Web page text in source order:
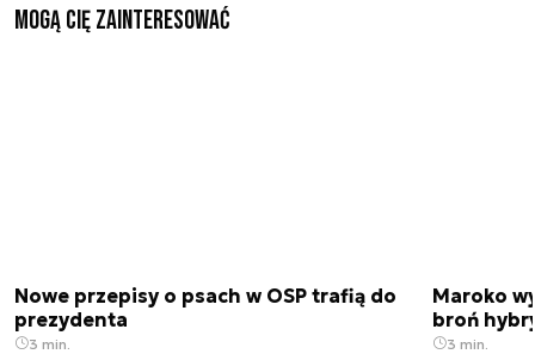
Mogą Cię zainteresować
Nowe przepisy o psach w OSP trafią do
prezydenta
3 min.
Maroko
broń
3 min.